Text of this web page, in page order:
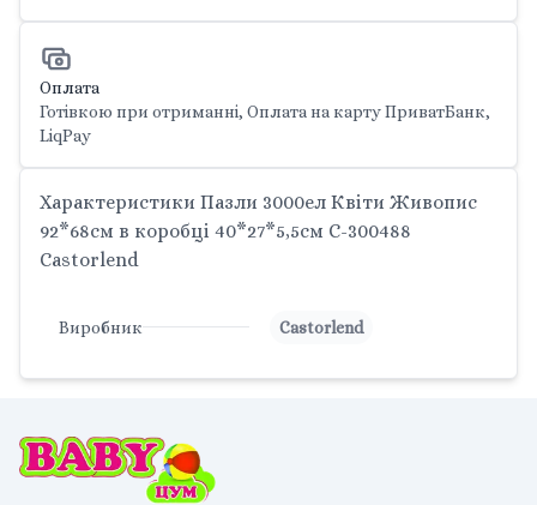
Оплата
Готівкою при отриманні, Оплата на карту ПриватБанк,
LiqPay
Характеристики Пазли 3000ел Квіти Живопис
92*68см в коробці 40*27*5,5см С-300488
Castorlend
Виробник Castorlend